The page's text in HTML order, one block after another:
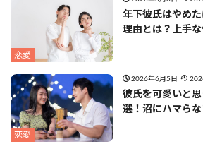
恋愛
年下彼氏はやめ
理由とは？上手
恋愛
2026年6月5日
彼氏を可愛いと
選！沼にハマら